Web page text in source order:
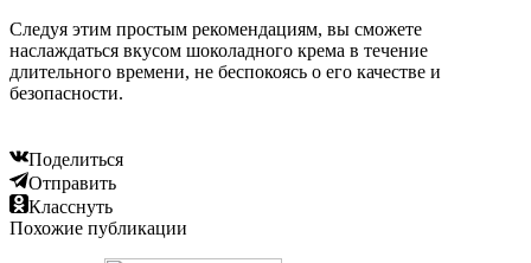
Следуя этим простым рекомендациям, вы сможете
наслаждаться вкусом шоколадного крема в течение
длительного времени, не беспокоясь о его качестве и
безопасности.
Поделиться
Отправить
Класснуть
Похожие публикации